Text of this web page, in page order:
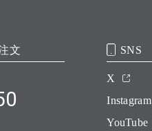
文 SNS
X
Instagram
YouTube